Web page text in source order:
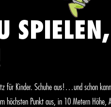
für Kinder. Schuhe aus!…und schon
höchsten Punkt aus, in 10 Metern Höhe,